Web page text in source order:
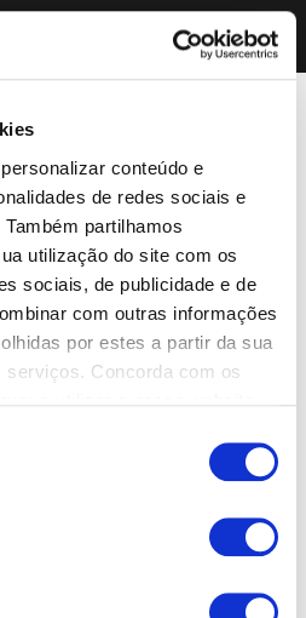
conteúdo e
de redes sociais e
partilhamos
utilização do site com os
sociais, de publicidade e de
com outras informações
por estes a partir da sua
Concorda com os